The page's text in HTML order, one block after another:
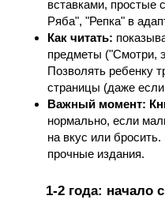
вставками, простые
Ряба", "Репка" в
Как читать:
предметы ("Смотри,
Позволять ребенку
страницы (даже
Важный момент:
нормально, если
на вкус или
прочные издания.
1-2 года: начало